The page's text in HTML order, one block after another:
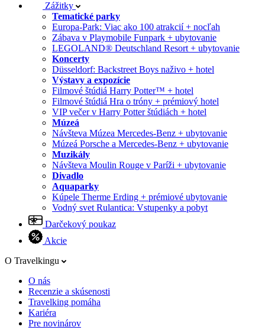
Zážitky
Tematické parky
Europa-Park: Viac ako 100 atrakcií + nocľah
Zábava v Playmobile Funpark + ubytovanie
LEGOLAND® Deutschland Resort + ubytovanie
Koncerty
Düsseldorf: Backstreet Boys naživo + hotel
Výstavy a expozície
Filmové štúdiá Harry Potter™ + hotel
Filmové štúdiá Hra o tróny + prémiový hotel
VIP večer v Harry Potter štúdiách + hotel
Múzeá
Návšteva Múzea Mercedes-Benz + ubytovanie
Múzeá Porsche a Mercedes-Benz + ubytovanie
Muzikály
Návšteva Moulin Rouge v Paríži + ubytovanie
Divadlo
Aquaparky
Kúpele Therme Erding + prémiové ubytovanie
Vodný svet Rulantica: Vstupenky a pobyt
Darčekový poukaz
Akcie
O Travelkingu
O nás
Recenzie a skúsenosti
Travelking pomáha
Kariéra
Pre novinárov